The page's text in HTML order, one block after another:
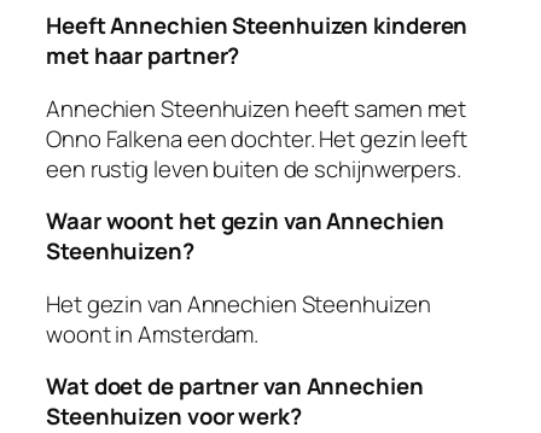
Heeft Annechien Steenhuizen kinderen
met haar partner?
Annechien Steenhuizen heeft samen met
Onno Falkena een dochter. Het gezin leeft
een rustig leven buiten de schijnwerpers.
Waar woont het gezin van Annechien
Steenhuizen?
Het gezin van Annechien Steenhuizen
woont in Amsterdam.
Wat doet de partner van Annechien
Steenhuizen voor werk?